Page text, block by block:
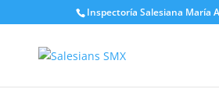
Gestionar el consentimiento de las
Inspectoría Salesiana María